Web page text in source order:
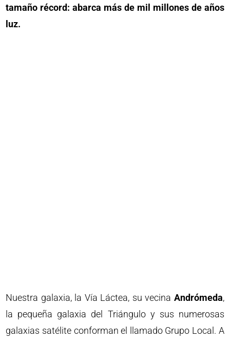
tamaño récord: abarca más de mil millones de años
luz.
Nuestra galaxia, la Vía Láctea, su vecina Andrómeda,
la pequeña galaxia del Triángulo y sus numerosas
galaxias satélite conforman el llamado Grupo Local. A